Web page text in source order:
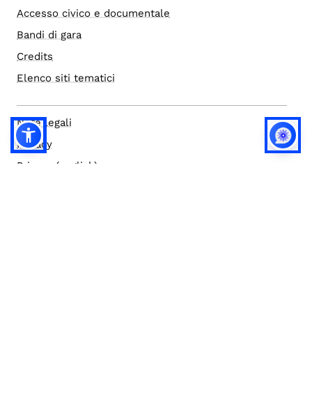
Accesso civico e documentale
Bandi di gara
Credits
Elenco siti tematici
Note legali
Privacy
Privacy (english)